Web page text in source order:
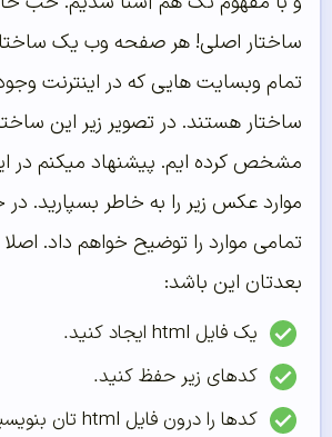
ساختار اصلی! هر صفحه وب یک
تمام وبسایت هایی که در اینترنت
ساختار هستند. در تصویر زیر این
مشخص کرده ایم. پیشنهاد میکنم
موارد عکس زیر را به خاطر بسپارید.
تمامی موارد را توضیح خواهم داد.
بعدتان این باشد:
یک فایل html ایجاد کنید.
کدهای زیر حفظ کنید.
کدها را درون فایل html تان بنویسید و ذخیره کنید.